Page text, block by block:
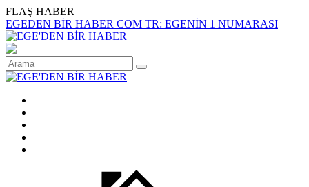
FLAŞ HABER
EGEDEN BİR HABER COM TR: EGENİN 1 NUMARASI